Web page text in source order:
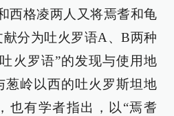
西格凌两人又将焉耆和龟
分为吐火罗语A、B两种
火罗语”的发现与使用地
岭以西的吐火罗斯坦地
也有学者指出，以“焉耆